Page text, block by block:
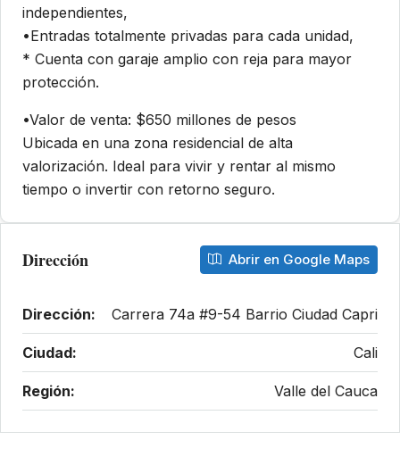
independientes,
•Entradas totalmente privadas para cada unidad,
* Cuenta con garaje amplio con reja para mayor
protección.
•Valor de venta: $650 millones de pesos
Ubicada en una zona residencial de alta
valorización. Ideal para vivir y rentar al mismo
tiempo o invertir con retorno seguro.
Dirección Abrir en Google Maps
Dirección: Carrera 74a #9-54 Barrio Ciudad Capri
Ciudad: Cali
Región: Valle del Cauca